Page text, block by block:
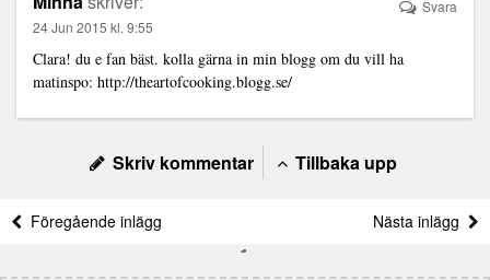
24 Jun 2015 kl. 9:55
Clara! du e fan bäst. kolla gärna in min blogg om du vill ha
matinspo: http://theartofcooking.blogg.se/
Svara
Skriv kommentar Tillbaka upp
Föregående inlägg Nästa inlägg